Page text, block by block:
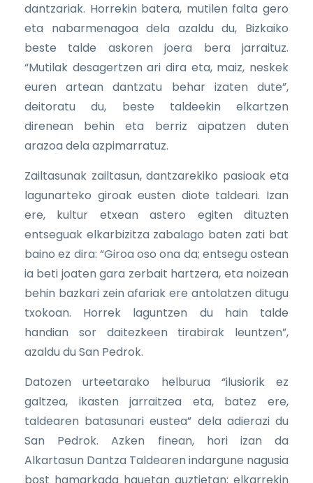
dantzariak. Horrekin batera, mutilen falta gero
eta nabarmenagoa dela azaldu du, Bizkaiko
beste talde askoren joera bera jarraituz.
“Mutilak desagertzen ari dira eta, maiz, neskek
euren artean dantzatu behar izaten dute”,
deitoratu du, beste taldeekin elkartzen
direnean behin eta berriz aipatzen duten
arazoa dela azpimarratuz.
Zailtasunak zailtasun, dantzarekiko pasioak eta
lagunarteko giroak eusten diote taldeari. Izan
ere, kultur etxean astero egiten dituzten
entseguak elkarbizitza zabalago baten zati bat
baino ez dira: “Giroa oso ona da; entsegu ostean
ia beti joaten gara zerbait hartzera, eta noizean
behin bazkari zein afariak ere antolatzen ditugu
txokoan. Horrek laguntzen du hain talde
handian sor daitezkeen tirabirak leuntzen”,
azaldu du San Pedrok.
Datozen urteetarako helburua “ilusiorik ez
galtzea, ikasten jarraitzea eta, batez ere,
taldearen batasunari eustea” dela adierazi du
San Pedrok. Azken finean, hori izan da
Alkartasun Dantza Taldearen indargune nagusia